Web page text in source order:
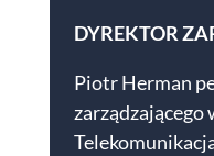
DYREKTOR
Piotr Herman
zarządzającego